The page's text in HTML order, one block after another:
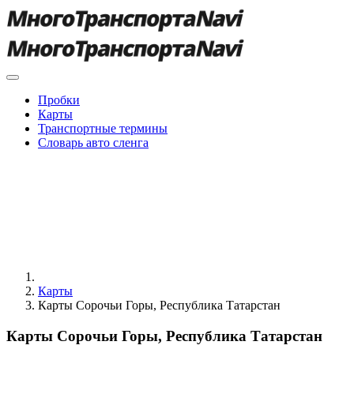
Пробки
Карты
Транспортные термины
Словарь авто сленга
Карты
Карты Сорочьи Горы, Республика Татарстан
Карты Сорочьи Горы, Республика Татарстан